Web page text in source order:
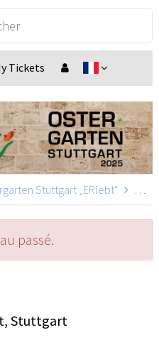
Tickets
Stuttgart „ERlebt“
passé.
Stuttgart